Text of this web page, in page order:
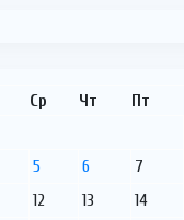
Ср Чт Пт
5 6 7
12 13 14